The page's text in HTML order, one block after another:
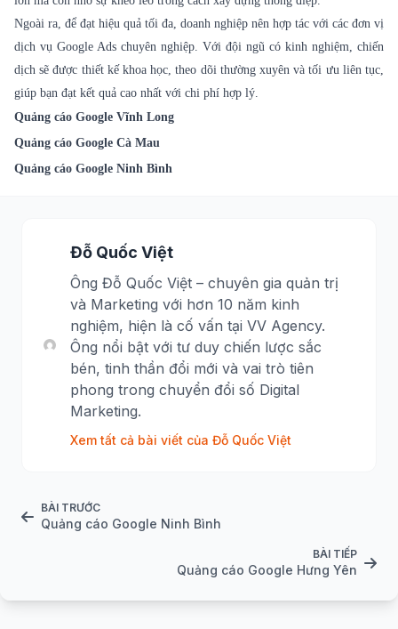
Ngoài ra, để đạt hiệu quả tối đa, doanh nghiệp nên hợp tác với các đơn vị
dịch vụ Google Ads chuyên nghiệp. Với đội ngũ có kinh nghiệm, chiến
dịch sẽ được thiết kế khoa học, theo dõi thường xuyên và tối ưu liên tục,
giúp bạn đạt kết quả cao nhất với chi phí hợp lý.
Quảng cáo Google Vĩnh Long
Quảng cáo Google Cà Mau
Quảng cáo Google Ninh Bình
Đỗ Quốc Việt
Ông Đỗ Quốc Việt – chuyên gia quản trị
và Marketing với hơn 10 năm kinh
nghiệm, hiện là cố vấn tại VV Agency.
Ông nổi bật với tư duy chiến lược sắc
bén, tinh thần đổi mới và vai trò tiên
phong trong chuyển đổi số Digital
Marketing.
Xem tất cả bài viết của Đỗ Quốc Việt
BÀI TRƯỚC
Quảng cáo Google Ninh Bình
BÀI TIẾP
Quảng cáo Google Hưng Yên